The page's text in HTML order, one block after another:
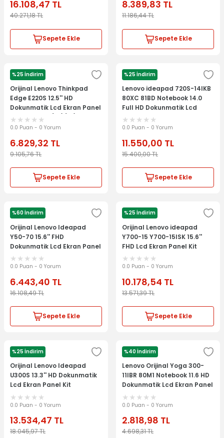
16.108,47 TL
40.271,18TL
Sepete Ekle
8.389,83 TL
11.186,44TL
Sepete Ekle
%25 İndirim
LENOVO
Orijinal Lenovo Thinkpad
Edge E220S 12.5'' HD
Dokunmatik Lcd Ekran Panel
Kit LP125WH2(TL)(B1)
0.0 Puan - 0 Yorum
6.829,32 TL
9.105,76TL
Sepete Ekle
%25 İndirim
LENOVO
Lenovo ideapad 720S-14IKB
80XC 81BD Notebook 14.0
Full HD Dokunmatik Lcd
Ekran Panel
0.0 Puan - 0 Yorum
11.550,00 TL
15.400,00TL
Sepete Ekle
%60 İndirim
LENOVO
Orijinal Lenovo Ideapad
Y50-70 15.6'' FHD
Dokunmatik Lcd Ekran Panel
Kit AP14R000200
0.0 Puan - 0 Yorum
6.443,40 TL
16.108,49TL
Sepete Ekle
%25 İndirim
LENOVO
Orijinal Lenovo ideapad
Y700-15 Y700-15ISK 15.6''
FHD Lcd Ekran Panel Kit
5D10J35751
0.0 Puan - 0 Yorum
10.178,54 TL
13.571,39TL
Sepete Ekle
%25 İndirim
LENOVO
Orijinal Lenovo Ideapad
U300S 13.3'' HD Dokunmatik
Lcd Ekran Panel Kit
N133BGE-M41
0.0 Puan - 0 Yorum
13.534,47 TL
18.045,97TL
%40 İndirim
LENOVO
Lenovo Orijinal Yoga 300-
11IBR 80M1 Notebook 11.6 HD
Dokunmatik Lcd Ekran Panel
0.0 Puan - 0 Yorum
2.818,98 TL
4.698,31TL